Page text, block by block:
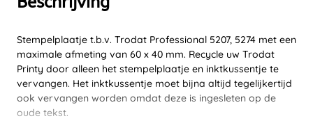
Stempelplaatje t.b.v. Trodat Professional 5207, 5274 met een
maximale afmeting van 60 x 40 mm. Recycle uw Trodat
Printy door alleen het stempelplaatje en inktkussentje te
vervangen. Het inktkussentje moet bijna altijd tegelijkertijd
ook vervangen worden omdat deze is ingesleten op de
oude tekst.